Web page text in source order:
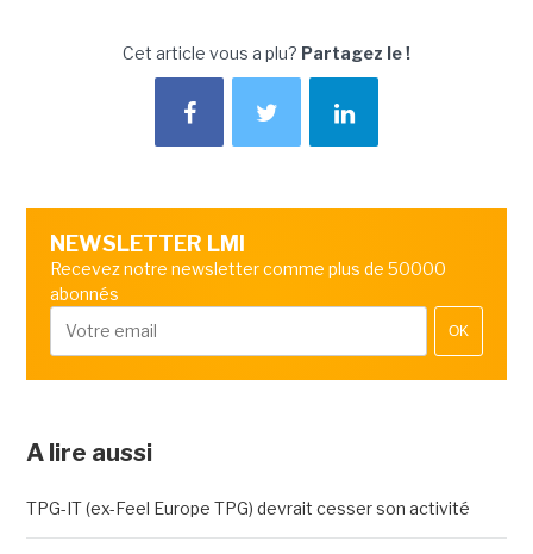
Cet article vous a plu? Partagez le !
NEWSLETTER LMI
Recevez notre newsletter comme plus de 50000
abonnés
OK
A lire aussi
TPG-IT (ex-Feel Europe TPG) devrait cesser son activité